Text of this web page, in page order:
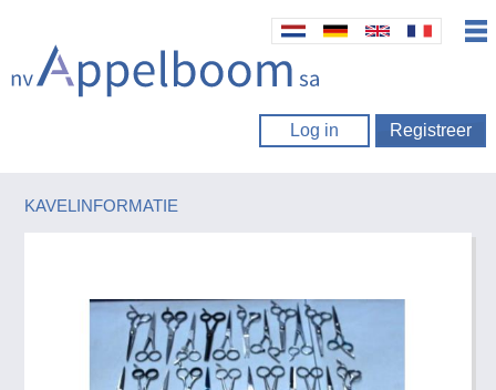
Log in Registreer
KAVELINFORMATIE